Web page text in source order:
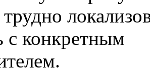
с конкретным